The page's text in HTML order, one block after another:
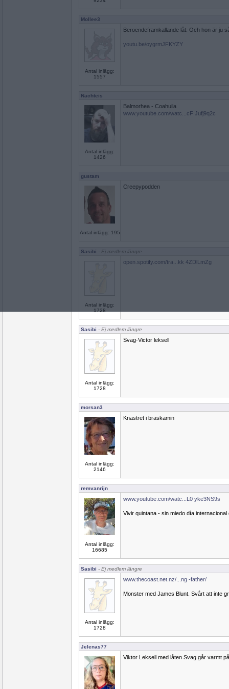
Mollee3
Antal inlägg:
1557
Beroendeframkallande låt. Och hon är ju
youtu.be/oygrmJFKYZY
Nachteis
Antal inlägg:
1426
Balmorhea - Coahuila
www.youtube.com/watc...cF Jufj9q2c
gustam
Antal inlägg: 195
Creepypodden
Sasibi - Ej medlem längre
Antal inlägg:
1728
open.spotify.com/tra...kk 4ZDlLmZg
Sasibi - Ej medlem längre
Antal inlägg:
1728
Svag-Victor leksell
morsan3
Antal inlägg:
2146
Knastret i braskamin
remvanrijn
Antal inlägg:
16685
www.youtube.com/watc...L0 yke3NS9s
Vivir quintana - sin miedo día internacional
Sasibi - Ej medlem längre
Antal inlägg:
1728
www.thecoast.net.nz/...ng -father/
Monster med James Blunt. Svårt att inte
Jelenas77
Viktor Leksell med låten Svag går varmt